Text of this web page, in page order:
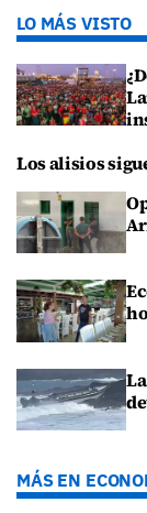
LO MÁS VISTO
Los alisios
MÁS EN